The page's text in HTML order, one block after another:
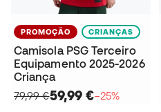
PROMOÇÃO CRIANÇAS
Camisola PSG Terceiro
Equipamento 2025-2026
Criança
79,99 €59,99 €−25%